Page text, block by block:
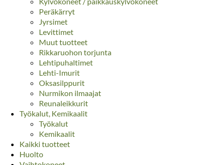
Peräkärryt
Jyrsimet
Levittimet
Muut tuotteet
Rikkaruohon torjunta
Lehtipuhaltimet
Lehti-Imurit
Oksasilppurit
Nurmikon ilmaajat
Reunaleikkurit
Työkalut, Kemikaalit
Työkalut
Kemikaalit
Kaikki tuotteet
Huolto